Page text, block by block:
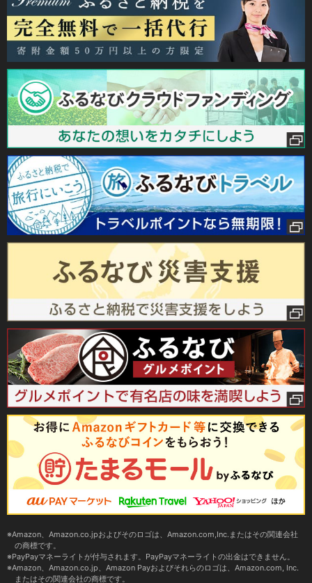
Amazon、Amazon.co.jpおよびそのロゴは、Amazon.com,Inc.またはその関連会社
の商標です。
PayPayマネーライトが付与されます。PayPayマネーライトの出金はできません。
Amazon、Amazon.co.jp、Amazon Payおよびそれらのロゴは、Amazon.com, Inc.
またはその関連会社の商標です。